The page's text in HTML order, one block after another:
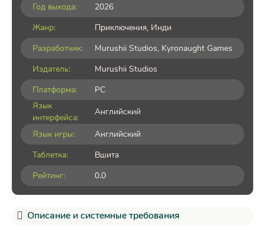
Год выхода:
2026
Жанр:
Приключения, Инди
Разработчик:
Murushii Studios, Kyronaught Games
Издатель:
Murushii Studios
Платформа:
PC
Язык
интерфейса:
Английский
Язык игры:
Английский
Таблетка:
Вшита
Рейтинг:
0.0
Описание и системные требования